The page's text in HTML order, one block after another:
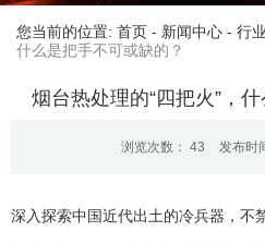
您当前的位置: 首页 - 新闻中心 - 行
什么是把手不可或缺的？
烟台热处理的“四把火”，
浏览次数： 43 发布时
深入探索中国近代出土的冷兵器，不